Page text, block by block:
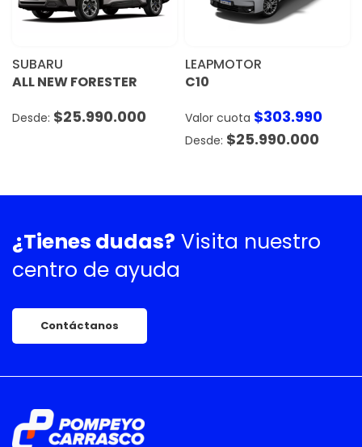
SUBARU
ALL NEW FORESTER
$25.990.000
LEAPMOTOR
C10
Valor cuota $303.990
$25.990.000
¿Tienes dudas? Visita nuestro
centro de ayuda
Contáctanos